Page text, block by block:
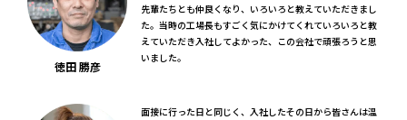
徳田 勝彦
先輩たちとも仲良くなり、いろいろと教えていただきまし
た。当時の工場長もすごく気にかけてくれていろいろと教
えていただき入社してよかった、この会社で頑張ろうと思
いました。
面接に行った日と同じく、入社したその日から皆さんは温